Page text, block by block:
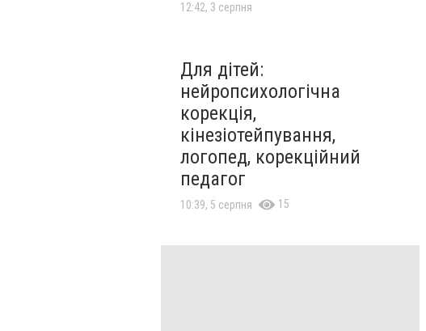
12:42, 3 серпня
Для дітей:
нейропсихологічна
корекція,
кінезіотейпування,
логопед, корекційний
педагог
10:39, 5 серпня 15